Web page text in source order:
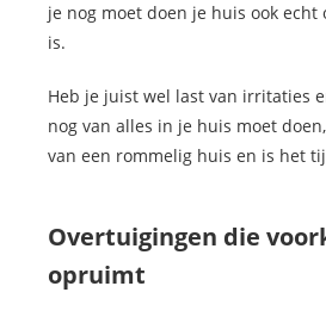
je nog moet doen je huis ook echt
is.
Heb je juist wel last van irritaties
nog van alles in je huis moet
van een rommelig huis en is het
Overtuigingen die
opruimt